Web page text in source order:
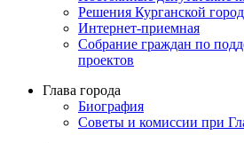
Решения Курганской
Интернет-приемная
Собрание граждан по
проектов
Глава города
Биография
Советы и комиссии при